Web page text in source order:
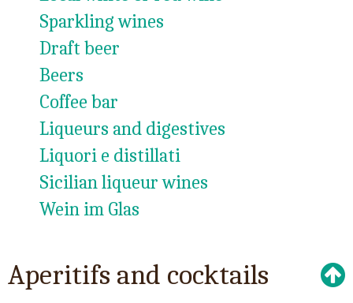
Sparkling wines
Draft beer
Beers
Coffee bar
Liqueurs and digestives
Liquori e distillati
Sicilian liqueur wines
Wein im Glas
Aperitifs and cocktails